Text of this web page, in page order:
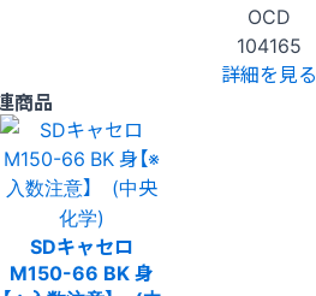
OCD
104165
詳細を見る
商品
SDキャセロ
M150-66 BK 身